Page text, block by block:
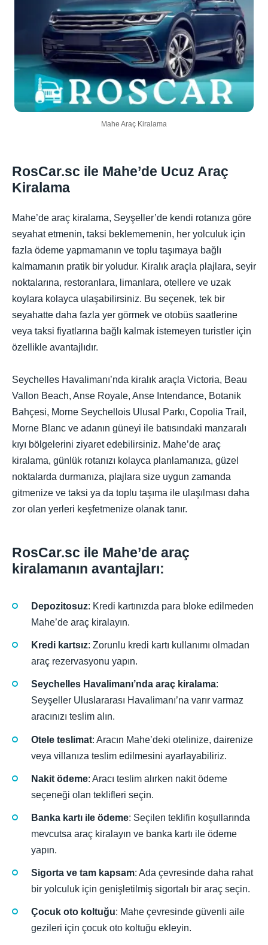
Mahe Araç Kiralama
RosCar.sc ile Mahe’de Ucuz Araç
Kiralama
Mahe’de araç kiralama, Seyşeller’de kendi rotanıza göre
seyahat etmenin, taksi beklememenin, her yolculuk için
fazla ödeme yapmamanın ve toplu taşımaya bağlı
kalmamanın pratik bir yoludur. Kiralık araçla plajlara, seyir
noktalarına, restoranlara, limanlara, otellere ve uzak
koylara kolayca ulaşabilirsiniz. Bu seçenek, tek bir
seyahatte daha fazla yer görmek ve otobüs saatlerine
veya taksi fiyatlarına bağlı kalmak istemeyen turistler için
özellikle avantajlıdır.
Seychelles Havalimanı’nda kiralık araçla Victoria, Beau
Vallon Beach, Anse Royale, Anse Intendance, Botanik
Bahçesi, Morne Seychellois Ulusal Parkı, Copolia Trail,
Morne Blanc ve adanın güneyi ile batısındaki manzaralı
kıyı bölgelerini ziyaret edebilirsiniz. Mahe’de araç
kiralama, günlük rotanızı kolayca planlamanıza, güzel
noktalarda durmanıza, plajlara size uygun zamanda
gitmenize ve taksi ya da toplu taşıma ile ulaşılması daha
zor olan yerleri keşfetmenize olanak tanır.
RosCar.sc ile Mahe’de araç
kiralamanın avantajları:
Depozitosuz: Kredi kartınızda para bloke edilmeden
Mahe’de araç kiralayın.
Kredi kartsız: Zorunlu kredi kartı kullanımı olmadan
araç rezervasyonu yapın.
Seychelles Havalimanı’nda araç kiralama:
Seyşeller Uluslararası Havalimanı’na varır varmaz
aracınızı teslim alın.
Otele teslimat: Aracın Mahe’deki otelinize, dairenize
veya villanıza teslim edilmesini ayarlayabiliriz.
Nakit ödeme: Aracı teslim alırken nakit ödeme
seçeneği olan teklifleri seçin.
Banka kartı ile ödeme: Seçilen teklifin koşullarında
mevcutsa araç kiralayın ve banka kartı ile ödeme
yapın.
Sigorta ve tam kapsam: Ada çevresinde daha rahat
bir yolculuk için genişletilmiş sigortalı bir araç seçin.
Çocuk oto koltuğu: Mahe çevresinde güvenli aile
gezileri için çocuk oto koltuğu ekleyin.